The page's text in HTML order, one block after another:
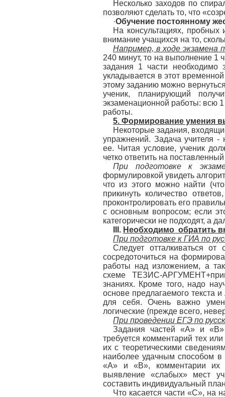
Несколько заходов по
позволяют сделать то, что
·Обучение постоянному
На консультациях, пробных
внимание учащихся на то,
Например, в ходе экзамена
240 минут, то на выполнение 1
задания 1 части необходимо
укладывается в этот
этому заданию можно
ученик, планирующий
экзаменационной работы: всю 1
работы.
5. Формирование умения
Некоторые задания,
упражнений. Задача учителя -
ее. Читая условие, ученик
четко ответить на
При подготовке к
формулировкой увидеть
что из этого можно найти
прикинуть количество
проконтролировать его
с основным вопросом; если
категорически не подходят, а
III. Необходимо обратить
При подготовке к ГИА по
Следует отталкиваться
сосредоточиться на
работы над изложением, а
схеме ТЕЗИС-
знаниях. Кроме того, надо
основе предлагаемого текста
для себя. Очень важно
логические (прежде всего,
При проведении ЕГЭ по
Задания частей «А» и «В»
требуется комментарий тех
их с теоретическими
наиболее удачным способом в
«А» и «В», комментарии их
выявление «слабых» мест
составить индивидуальный
Что касается части «С», на